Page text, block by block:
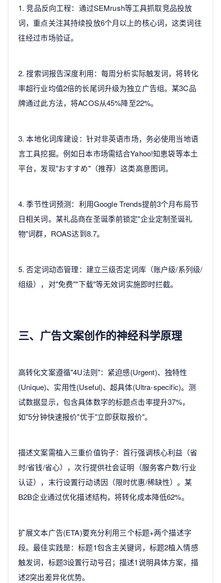
1. 竞品反向工程：通过SEMrush等工具抓取竞品投放
词，重点关注其持续投放6个月以上的核心词，这类词往
往经过市场验证。
2. 搜索词报告深度利用：每周分析实际触发词，将转化
率超行业均值2倍的长尾词升级为独立广告组。某3C品
牌通过此方法，将ACOS从45%降至22%。
3. 本地化词库建设：针对非英语市场，务必使用当地语
言工具挖掘。例如日本市场需结合Yahoo!知恵袋等本土
平台，发现"おすすめ"（推荐）这类高意图词。
4. 季节性词预测：利用Google Trends提前3个月布局节
日相关词。某礼品商在圣诞季前锁定"企业定制圣诞礼
物"词群，ROAS达到8.7。
5. 否定词动态管理：建立三级否定词库（账户级/系列级/
组级），对"免费""下载"等无效词实施即时拦截。
三、广告文案创作的神经科学原理
高转化文案遵循"4U法则"：紧迫感(Urgent)、独特性
(Unique)、实用性(Useful)、超具体(Ultra-specific)。测
试数据显示，包含具体数字的标题点击率提升37%，
如"5分钟快速报价"优于"立即获取报价"。
描述文案需植入三重价值钩子：首行强调核心利益（省
时/省钱/省心），次行提供社会证明（服务客户数/行业
认证），末行设置行动诱因（限时优惠/稀缺性）。某
B2B企业通过优化描述结构，将转化成本降低62%。
扩展文本广告(ETA)要充分利用三个标题+两个描述字
段。最佳实践是：标题1包含主关键词，标题2植入情感
触发词，标题3设置行动号召；描述1说明具体方案，描
述2突出差异化优势。